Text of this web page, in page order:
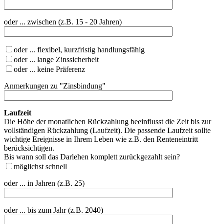
oder ... zwischen (z.B. 15 - 20 Jahren)
oder ... flexibel, kurzfristig handlungsfähig
oder ... lange Zinssicherheit
oder ... keine Präferenz
Anmerkungen zu "Zinsbindung"
Laufzeit
Die Höhe der monatlichen Rückzahlung beeinflusst die Zeit bis zur
vollständigen Rückzahlung (Laufzeit). Die passende Laufzeit sollte
wichtige Ereignisse in Ihrem Leben wie z.B. den Renteneintritt
berücksichtigen.
Bis wann soll das Darlehen komplett zurückgezahlt sein?
möglichst schnell
oder ... in Jahren (z.B. 25)
oder ... bis zum Jahr (z.B. 2040)